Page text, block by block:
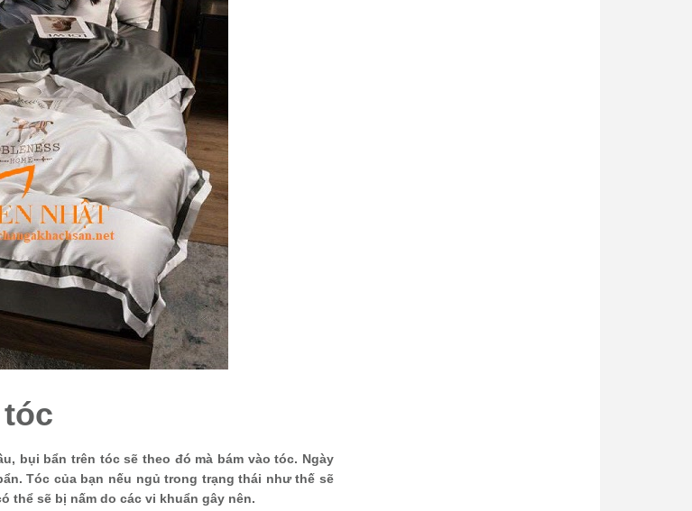
bụi bẩn trên tóc sẽ theo đó mà bám vào tóc. Ngày
Tóc của bạn nếu ngủ trong trạng thái như thế sẽ
thể sẽ bị nấm do các vi khuẩn gây nên.